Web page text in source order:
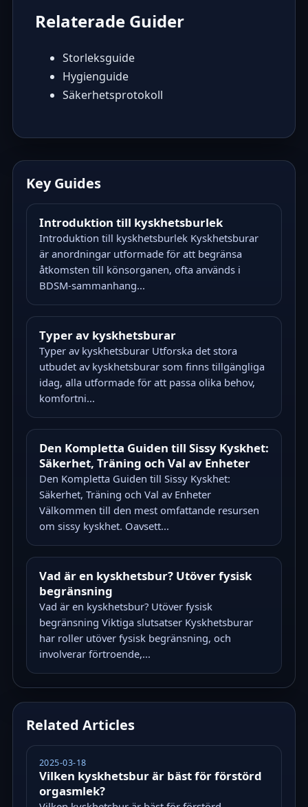
Relaterade Guider
Storleksguide
Hygienguide
Säkerhetsprotokoll
Key Guides
Introduktion till kyskhetsburlek
Introduktion till kyskhetsburlek Kyskhetsburar
är anordningar utformade för att begränsa
åtkomsten till könsorganen, ofta används i
BDSM-sammanhang...
Typer av kyskhetsburar
Typer av kyskhetsburar Utforska det stora
utbudet av kyskhetsburar som finns tillgängliga
idag, alla utformade för att passa olika behov,
komfortni...
Den Kompletta Guiden till Sissy Kyskhet:
Säkerhet, Träning och Val av Enheter
Den Kompletta Guiden till Sissy Kyskhet:
Säkerhet, Träning och Val av Enheter
Välkommen till den mest omfattande resursen
om sissy kyskhet. Oavsett...
Vad är en kyskhetsbur? Utöver fysisk
begränsning
Vad är en kyskhetsbur? Utöver fysisk
begränsning Viktiga slutsatser Kyskhetsburar
har roller utöver fysisk begränsning, och
involverar förtroende,...
Related Articles
2025-03-18
Vilken kyskhetsbur är bäst för förstörd
orgasmlek?